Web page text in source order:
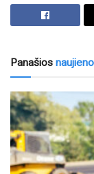
Panašios